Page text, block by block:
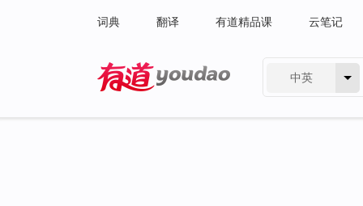
词典 翻译 有道精品课 云笔记
中英